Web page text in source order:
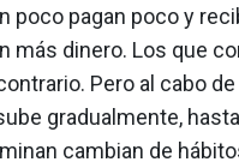
poco pagan poco y
más dinero. Los que
Pero al cabo de
gradualmente,
cambian de